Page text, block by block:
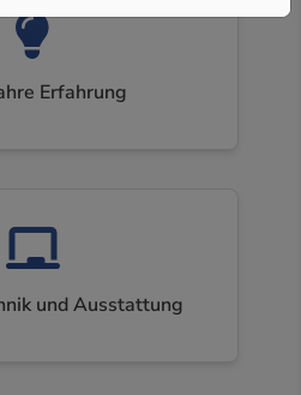
Erfahrung
und Ausstattung